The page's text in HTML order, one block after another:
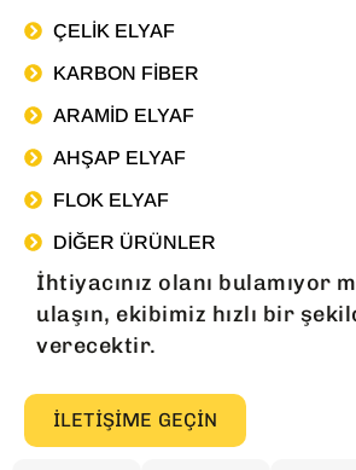
ÇELIK ELYAF
KARBON FIBER
ARAMID ELYAF
AHŞAP ELYAF
FLOK ELYAF
DIĞER ÜRÜNLER
İhtiyacınız olanı bulamıyor
ulaşın, ekibimiz hızlı bir
verecektir.
İLETIŞIME GEÇIN